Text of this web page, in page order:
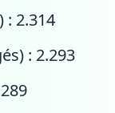
: 2.314
: 2.293